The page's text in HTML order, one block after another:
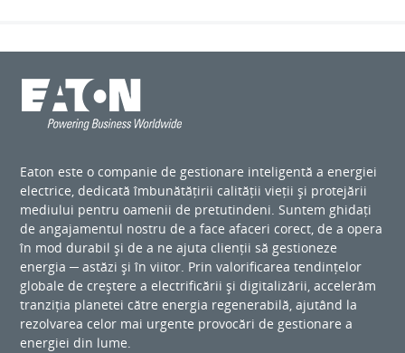
Eaton este o companie de gestionare inteligentă a energiei
electrice, dedicată îmbunătățirii calității vieții și protejării
mediului pentru oamenii de pretutindeni. Suntem ghidați
de angajamentul nostru de a face afaceri corect, de a opera
în mod durabil și de a ne ajuta clienții să gestioneze
energia ─ astăzi și în viitor. Prin valorificarea tendințelor
globale de creștere a electrificării și digitalizării, accelerăm
tranziția planetei către energia regenerabilă, ajutând la
rezolvarea celor mai urgente provocări de gestionare a
energiei din lume.